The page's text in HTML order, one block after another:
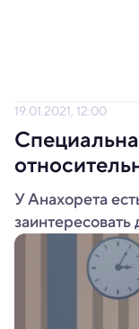
19.01.2021, 12:00
У Анахорета
заинтересовать